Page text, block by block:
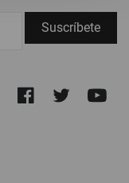
Suscríbete
Instagram
Facebook